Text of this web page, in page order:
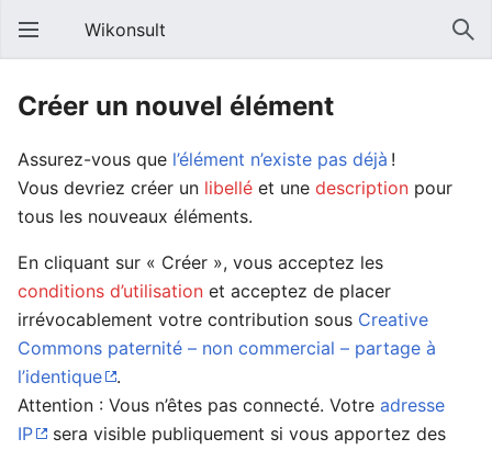
Wikonsult
Créer un nouvel élément
Assurez-vous que l’élément n’existe pas déjà !
Vous devriez créer un libellé et une description pour
tous les nouveaux éléments.
En cliquant sur « Créer », vous acceptez les
conditions d’utilisation et acceptez de placer
irrévocablement votre contribution sous Creative
Commons paternité – non commercial – partage à
l’identique
.
Attention : Vous n’êtes pas connecté. Votre adresse
IP
sera visible publiquement si vous apportez des